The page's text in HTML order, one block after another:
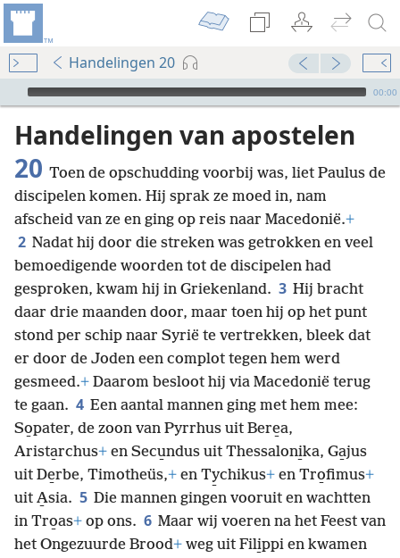
Handelingen 20
Audio Player
00:00
Handelingen van apostelen
20 Toen de opschudding voorbij was, liet Paulus de
discipelen komen. Hij sprak ze moed in, nam
afscheid van ze en ging op reis naar Macedonië.+
2 Nadat hij door die streken was getrokken en veel
bemoedigende woorden tot de discipelen had
gesproken, kwam hij in Griekenland. 3 Hij bracht
daar drie maanden door, maar toen hij op het punt
stond per schip naar Syrië te vertrekken, bleek dat
er door de Joden een complot tegen hem werd
gesmeed.+ Daarom besloot hij via Macedonië terug
te gaan. 4 Een aantal mannen ging met hem mee:
So̱pater, de zoon van Pyrrhus uit Bere̱a,
Arista̱rchus+ en Secu̱ndus uit Thessaloni̱ka, Ga̱jus
uit De̱rbe, Timotheüs,+ en Ty̱chikus+ en Tro̱fimus+
uit A̱sia. 5 Die mannen gingen vooruit en wachtten
in Tro̱as+ op ons. 6 Maar wij voeren na het Feest van
het Ongezuurde Brood+ weg uit Fili̱ppi en kwamen